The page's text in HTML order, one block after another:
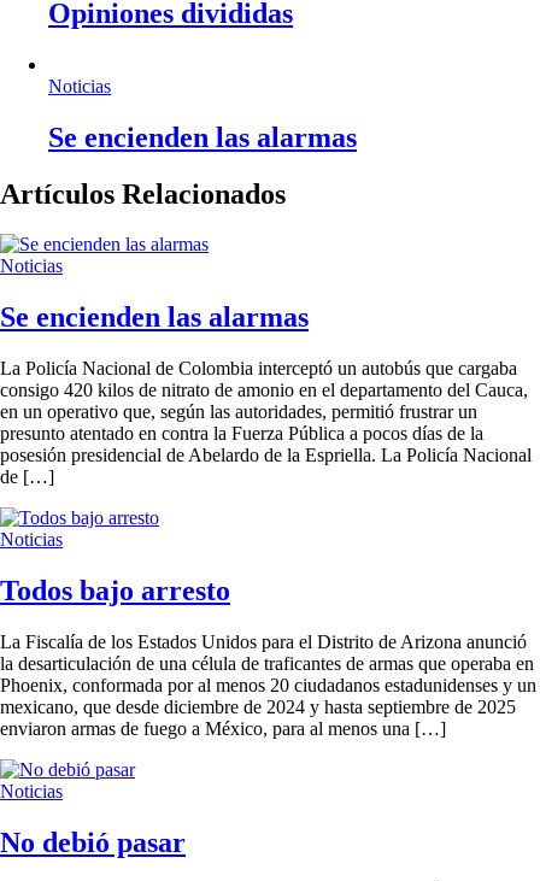
Opiniones divididas
Noticias
Se encienden las alarmas
Artículos Relacionados
Noticias
Se encienden las alarmas
La Policía Nacional de Colombia interceptó un autobús que cargaba
consigo 420 kilos de nitrato de amonio en el departamento del Cauca,
en un operativo que, según las autoridades, permitió frustrar un
presunto atentado en contra la Fuerza Pública a pocos días de la
posesión presidencial de Abelardo de la Espriella. La Policía Nacional
de […]
Noticias
Todos bajo arresto
La Fiscalía de los Estados Unidos para el Distrito de Arizona anunció
la desarticulación de una célula de traficantes de armas que operaba en
Phoenix, conformada por al menos 20 ciudadanos estadunidenses y un
mexicano, que desde diciembre de 2024 y hasta septiembre de 2025
enviaron armas de fuego a México, para al menos una […]
Noticias
No debió pasar